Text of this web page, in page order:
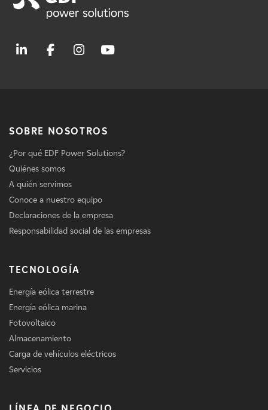
SOBRE NOSOTROS
¿Por qué EDF Power Solutions?
Quiénes somos
A quién servimos
Conoce a nuestro equipo
Declaraciones de la empresa
Responsabilidad social de las empresas
TECNOLOGÍA
Energía eólica terrestre
Energía eólica marina
Fotovoltaico
Almacenamiento
Carga de vehículos eléctricos
Servicios